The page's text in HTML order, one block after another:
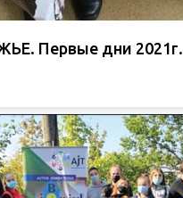
Первые дни 2021г.